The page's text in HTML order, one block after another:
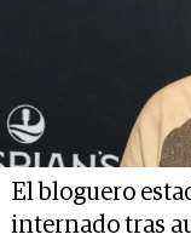
El bloguero
internado tras